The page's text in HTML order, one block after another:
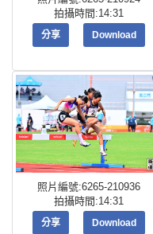
拍攝時間:14:31
分享 Download
照片編號:6265-210936
拍攝時間:14:31
分享 Download